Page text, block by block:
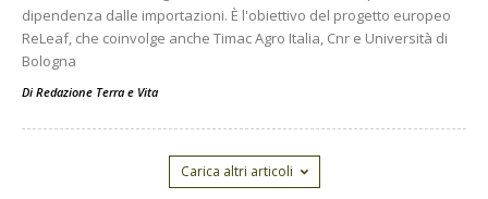
dipendenza dalle importazioni. È l'obiettivo del progetto europeo
ReLeaf, che coinvolge anche Timac Agro Italia, Cnr e Università di
Bologna
Di Redazione Terra e Vita
Carica altri articoli